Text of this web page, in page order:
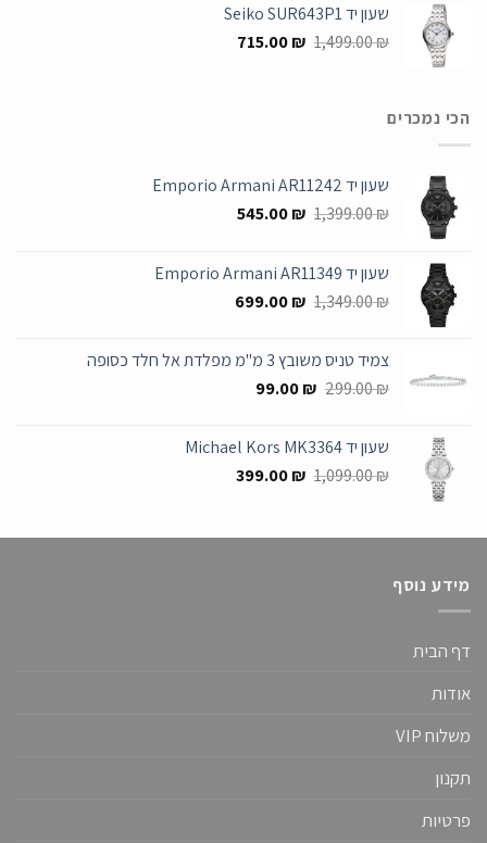
1,690.00 ₪.
845.00 ₪.
שעון יד Seiko SUR643P1
1,499.00₪
המחיר
715.00₪
המחיר
הכי נמכרים
שעון יד Emporio Armani AR11242
1,399.00₪
המחיר
1,399.00 ₪.
545.00₪
המחיר
545.00 ₪.
שעון יד Emporio Armani AR11349
1,349.00₪
המחיר
1,349.00 ₪.
699.00₪
המחיר
699.00 ₪.
צמיד טניס משובץ 3 מ"מ מפלדת אל חלד כסופה
299.00₪
המחיר
299.00 ₪.
99.00₪
המחיר
99.00 ₪.
שעון יד Michael Kors MK3364
1,099.00₪
המחיר
1,099.00 ₪.
399.00₪
המחיר
399.00 ₪.
מידע נוסף
דף הבית
אודות
משלוח VIP
תקנון
פרטיות